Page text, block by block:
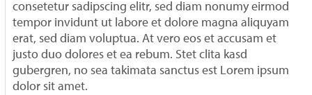
consetetur sadipscing elitr, sed diam nonumy eirmod
tempor invidunt ut labore et dolore magna aliquyam
erat, sed diam voluptua. At vero eos et accusam et
justo duo dolores et ea rebum. Stet clita kasd
gubergren, no sea takimata sanctus est Lorem ipsum
dolor sit amet.